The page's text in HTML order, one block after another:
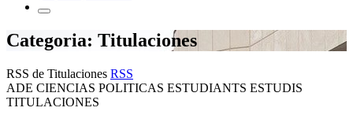
Categoria: Titulaciones
RSS de Titulaciones RSS
ADE CIENCIAS POLITICAS ESTUDIANTS ESTUDIS
TITULACIONES